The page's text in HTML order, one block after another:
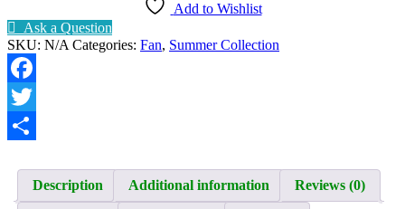
Fan
Disnie
Brand
quantity
Add to Wishlist
Ask a Question
SKU: N/A Categories: Fan, Summer Collection
Facebook
Twitter
Description
Additional information Reviews (0)